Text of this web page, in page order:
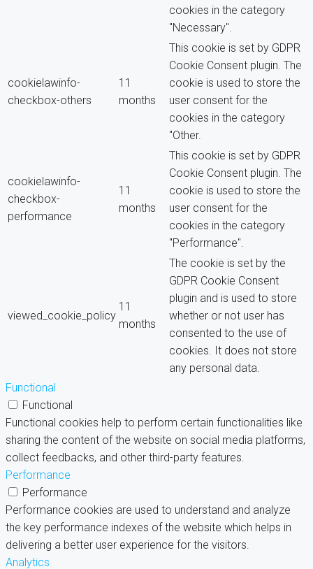
cookies in the category
"Necessary".
cookielawinfo-
checkbox-others
11
months
This cookie is set by GDPR
Cookie Consent plugin. The
cookie is used to store the
user consent for the
cookies in the category
"Other.
cookielawinfo-
checkbox-
performance
11
months
This cookie is set by GDPR
Cookie Consent plugin. The
cookie is used to store the
user consent for the
cookies in the category
"Performance".
viewed_cookie_policy
11
months
The cookie is set by the
GDPR Cookie Consent
plugin and is used to store
whether or not user has
consented to the use of
cookies. It does not store
any personal data.
Functional
Functional
Functional cookies help to perform certain functionalities like
sharing the content of the website on social media platforms,
collect feedbacks, and other third-party features.
Performance
Performance
Performance cookies are used to understand and analyze
the key performance indexes of the website which helps in
delivering a better user experience for the visitors.
Analytics